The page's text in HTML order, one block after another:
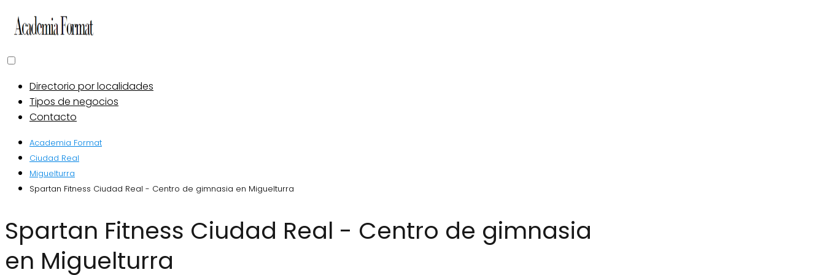
Directorio por localidades
Tipos de negocios
Contacto
Academia Format
Ciudad Real
Miguelturra
Spartan Fitness Ciudad Real - Centro de gimnasia en Miguelturra
Spartan Fitness Ciudad Real - Centro de gimnasia
en Miguelturra